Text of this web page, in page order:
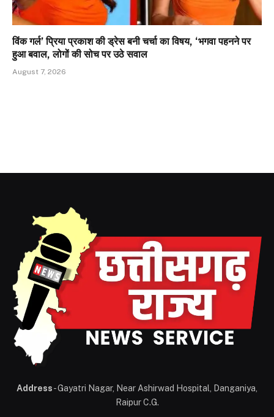
विंक गर्ल’ प्रिया प्रकाश की ड्रेस बनी चर्चा का विषय, ‘भगवा पहनने पर
हुआ बवाल, लोगों की सोच पर उठे सवाल
August 7, 2026
Address- Gayatri Nagar, Near Ashirwad Hospital, Danganiya,
Raipur C.G.